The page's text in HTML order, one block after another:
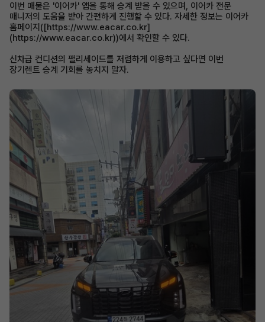
이번 매물은 '이어카' 앱을 통해 승계 받을 수 있으며, 이어카 전문
매니저의 도움을 받아 간편하게 진행할 수 있다. 자세한 정보는 이어카
홈페이지([https://www.eacar.co.kr]
(https://www.eacar.co.kr))에서 확인할 수 있다.
신차급 컨디션의 팰리세이드를 저렴하게 이용하고 싶다면 이번
장기렌트 승계 기회를 놓치지 말자.